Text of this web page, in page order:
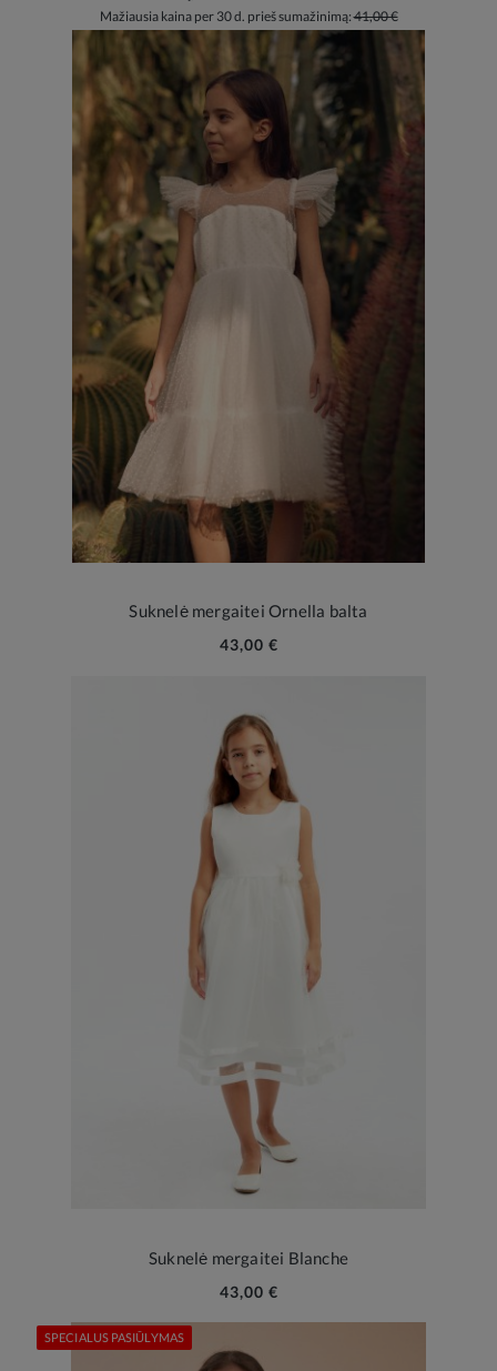
Mažiausia kaina per 30 d. prieš sumažinimą:41,00 €
Suknelė mergaitei Ornella balta
43,00 €
Suknelė mergaitei Blanche
43,00 €
SPECIALUS PASIŪLYMAS